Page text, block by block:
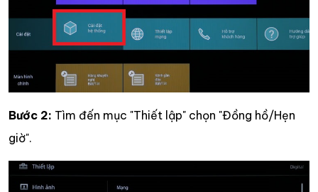
Bước 2: Tìm đến mục "Thiết lập" chọn "Đồng hồ/Hẹn
giờ".